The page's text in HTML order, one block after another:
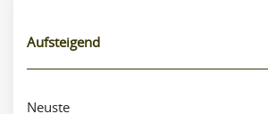
Aufsteigend
Neuste